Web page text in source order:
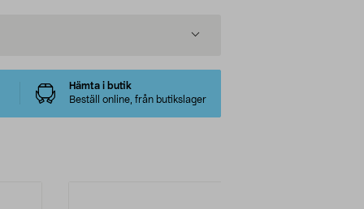
Hämta i butik
Beställ online, från butikslager